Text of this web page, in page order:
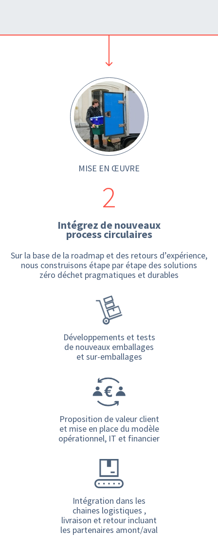
MISE EN ŒUVRE
2
Intégrez de nouveaux
process circulaires
Sur la base de la roadmap et des retours d’expérience,
nous construisons étape par étape des solutions
zéro déchet pragmatiques et durables
Développements et tests
de nouveaux emballages
et sur-emballages
Proposition de valeur client
et mise en place du modèle
opérationnel, IT et financier
Intégration dans les
chaines logistiques ,
livraison et retour incluant
les partenaires amont/aval